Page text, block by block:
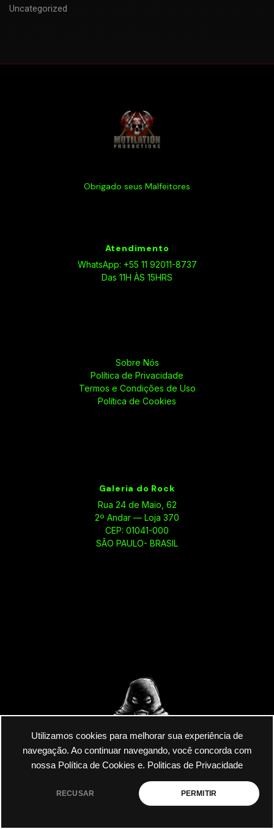
Utilizamos cookies para melhorar sua experiência de
navegação. Ao continuar navegando, você concorda com
nossa Política de Cookies e. Politicas de Privacidade
RECUSAR PERMITIR
Uncategorized
Obrigado seus Malfeitores
Atendimento
WhatsApp: +55 11 92011-8737
Das 11H ÀS 15HRS
Sobre Nós
Política de Privacidade
Termos e Condições de Uso
Política de Cookies
Galeria do Rock
Rua 24 de Maio, 62
2º Andar — Loja 370
CEP: 01041-000
SÃO PAULO- BRASIL